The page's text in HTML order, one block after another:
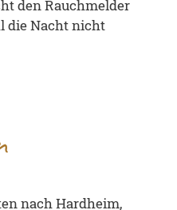
den Rauchmelder
die Nacht nicht
nach Hardheim,